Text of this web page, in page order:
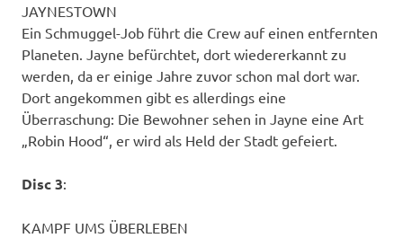
JAYNESTOWN
Ein Schmuggel-Job führt die Crew auf einen entfernten
Planeten. Jayne befürchtet, dort wiedererkannt zu
werden, da er einige Jahre zuvor schon mal dort war.
Dort angekommen gibt es allerdings eine
Überraschung: Die Bewohner sehen in Jayne eine Art
„Robin Hood“, er wird als Held der Stadt gefeiert.
Disc 3:
KAMPF UMS ÜBERLEBEN